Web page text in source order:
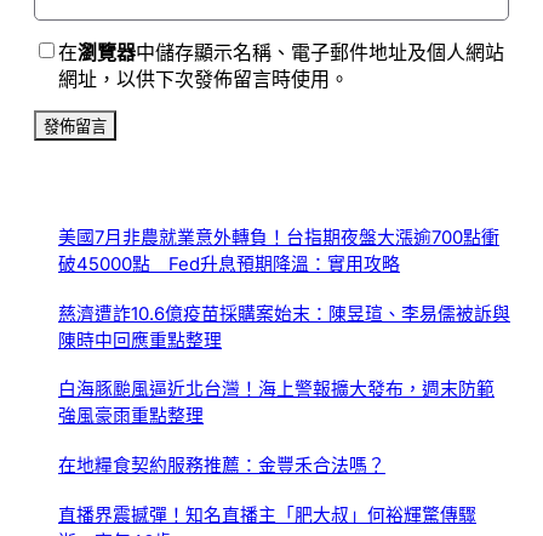
在瀏覽器中儲存顯示名稱、電子郵件地址及個人網站
網址，以供下次發佈留言時使用。
美國7月非農就業意外轉負！台指期夜盤大漲逾700點衝
破45000點 Fed升息預期降溫：實用攻略
慈濟遭詐10.6億疫苗採購案始末：陳昱瑄、李易儒被訴與
陳時中回應重點整理
白海豚颱風逼近北台灣！海上警報擴大發布，週末防範
強風豪雨重點整理
在地糧食契約服務推薦：金豐禾合法嗎？
直播界震撼彈！知名直播主「肥大叔」何裕輝驚傳驟